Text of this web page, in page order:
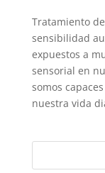
Tratamiento
sensibilidad
expuestos a
sensorial en
somos
nuestra vida